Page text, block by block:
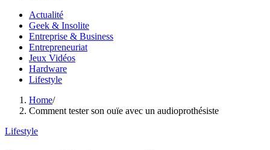
Actualité
Geek & Insolite
Entreprise & Business
Entrepreneuriat
Jeux Vidéos
Hardware
Lifestyle
Home/
Comment tester son ouïe avec un audioprothésiste
Lifestyle